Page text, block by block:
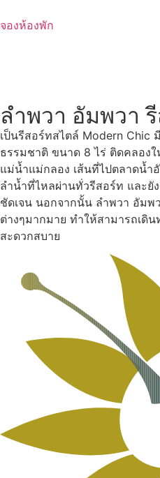
to
จองห้องพัก
ลำพวา อัมพวา
เป็นรีสอร์ทสไตล์ Modern Chic
ธรรมชาติ ขนาด 8 ไร่ ติดคลอง
แม่น้ำแม่กลอง เส้นที่ไปตลาดน้ำ
ลำน้ำที่ไหลผ่านทั่วรีสอร์ท และยั
ชัดเจน นอกจากนั้น ลำพวา อัมพ
ต่างๆมากมาย ทำให้สามารถเดิ
สะดวกสบาย